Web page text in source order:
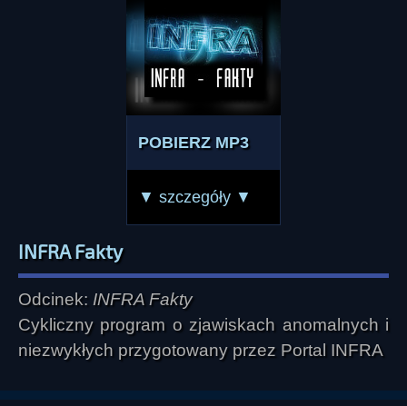
POBIERZ MP3
▼ szczegóły ▼
INFRA Fakty
Odcinek: INFRA Fakty
Cykliczny program o zjawiskach anomalnych i
niezwykłych przygotowany przez Portal INFRA